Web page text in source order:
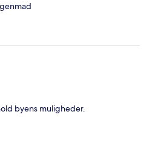
byens muligheder.